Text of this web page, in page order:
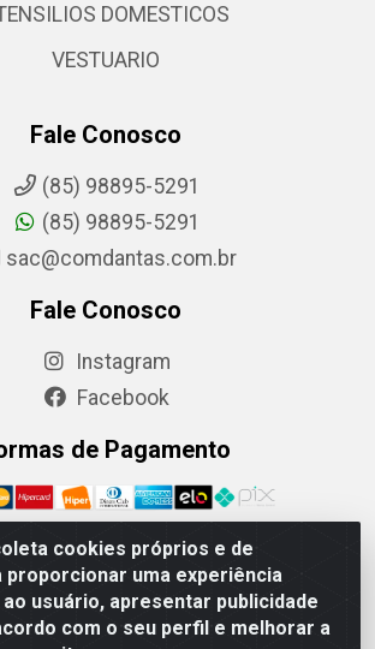
cookies próprios e de
uma experiência
usuário, apresentar publicidade
com o seu perfil e melhorar a
DOMESTICOS
VESTUARIO
Fale Conosco
(85) 98895-5291
(85) 98895-5291
sac@comdantas.com.br
Fale Conosco
Instagram
Facebook
de Pagamento
LTDA - Rua Floriano Peixoto, 137-
60025-130 | CNPJ: 02.884.314/0001-20